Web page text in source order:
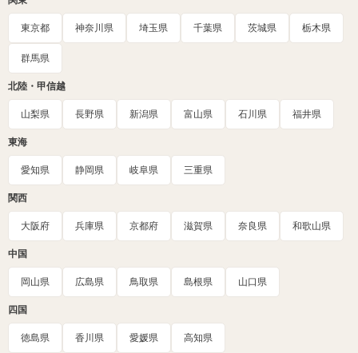
東京都 神奈川県 埼玉県 千葉県 茨城県 栃木県
群馬県
北陸・甲信越
山梨県 長野県 新潟県 富山県 石川県 福井県
東海
愛知県 静岡県 岐阜県 三重県
関西
大阪府 兵庫県 京都府 滋賀県 奈良県 和歌山県
中国
岡山県 広島県 鳥取県 島根県 山口県
四国
徳島県 香川県 愛媛県 高知県